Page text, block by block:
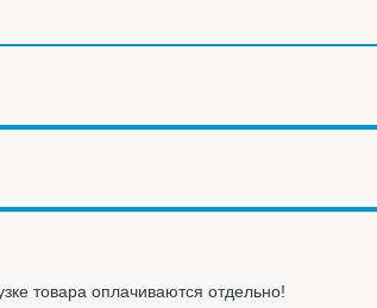
товара оплачиваются отдельно!